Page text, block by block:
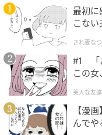
最初に
こない
され妻な
#1 「
この女
美人な友
【漫
んでや